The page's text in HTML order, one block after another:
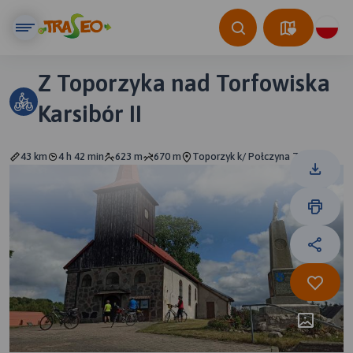
Z Toporzyka nad Torfowiska
Karsibór II
43 km 4 h 42 min 623 m 670 m Toporzyk k/ Połczyna Zdrój